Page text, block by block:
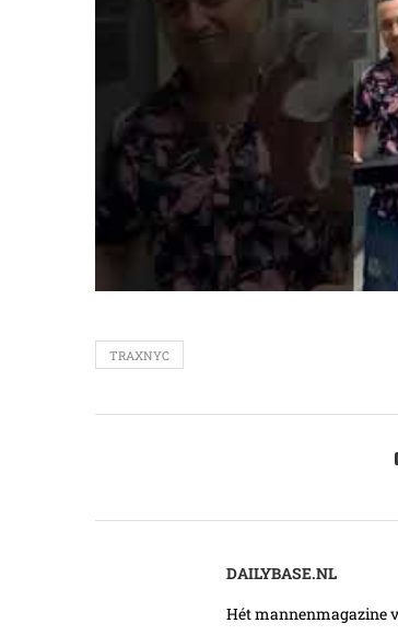
TRAXNYC
DAILYBASE.NL
Hét mannenmagazine